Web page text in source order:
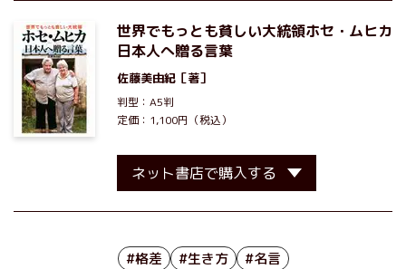
世界でもっとも貧しい大統領ホセ・ムヒカ
日本人へ贈る言葉
佐藤美由紀 ［著］
判型：A5判
定価：1,100円（税込）
ネット書店で購入する
#格差 #生き方 #名言